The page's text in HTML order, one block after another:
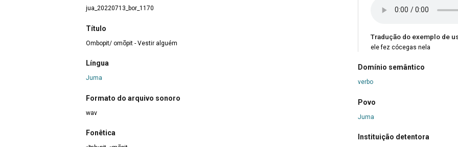
jua_20220713_bor_1170
Título
Ombopit/ omõpit - Vestir alguém
Língua
Juma
Formato do arquivo sonoro
wav
Fonêtica
Tradução do exemplo de
ele fez cócegas nela
Domínio semântico
verbo
Povo
Juma
Instituição detentora